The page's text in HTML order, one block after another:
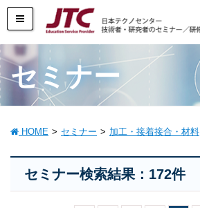
セミナー
HOME セミナー 加工・接着接合・材料
セミナー検索結果：172件